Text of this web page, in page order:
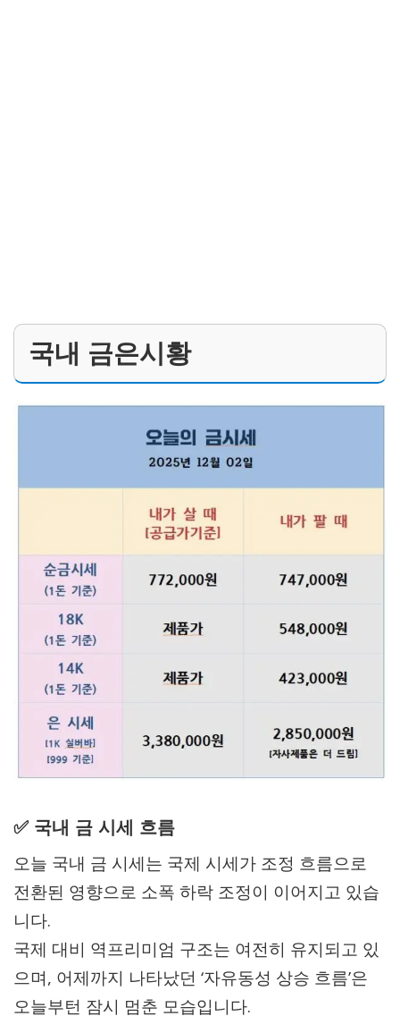
국내 금은시황
✅ 국내 금 시세 흐름
오늘 국내 금 시세는 국제 시세가 조정 흐름으로
전환된 영향으로 소폭 하락 조정이 이어지고 있습
니다.
국제 대비 역프리미엄 구조는 여전히 유지되고 있
으며, 어제까지 나타났던 ‘자유동성 상승 흐름’은
오늘부턴 잠시 멈춘 모습입니다.